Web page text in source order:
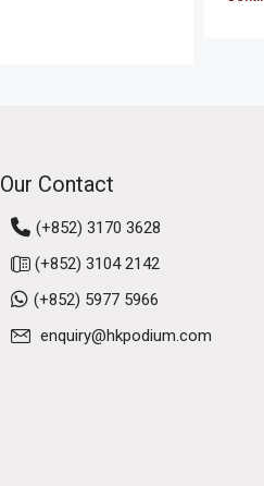
Our Contact
(+852) 3170 3628
(+852) 3104 2142
(+852) 5977 5966
enquiry@hkpodium.com